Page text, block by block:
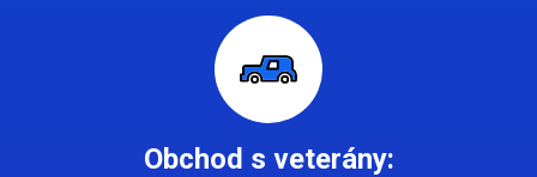
Obchod s veterány: